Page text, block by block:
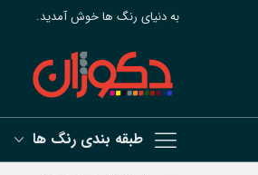
به دنیای رنگ ها خوش آمدید.
طبقه بندی رنگ ها